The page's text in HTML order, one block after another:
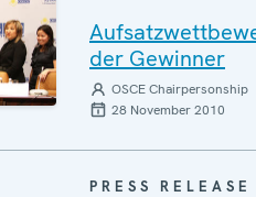
der Gewinner
OSCE Chairpersonship
28 November 2010
PRESS RELEASE